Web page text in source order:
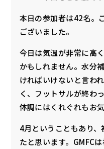
本日の参加者は42名。
ございました。
今日は気温が非常に高
かもしれません。水分
ければいけないと言わ
く、フットサルが終わ
体調にはくれぐれもお
4月ということもあり
たと思います。GMFC